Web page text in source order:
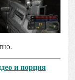
и порция